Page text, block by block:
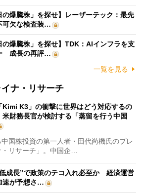
の爆騰株」を探せ】レーザーテック：最先
可欠な検査装…
の爆騰株」を探せ】TDK：AIインフラを支
成長の再評…
一覧を見る
ナ・リサーチ
Kimi K3」の衝撃に世界はどう対応するの
財務長官が検討する「蒸留を行う中国
国株投資の第一人者・田代尚機氏のプレ
リサーチ」。中国企…
成長”で政策のテコ入れ必至か 経済運営
速が予想さ…